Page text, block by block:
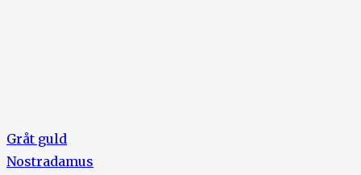
Gråt guld
Nostradamus